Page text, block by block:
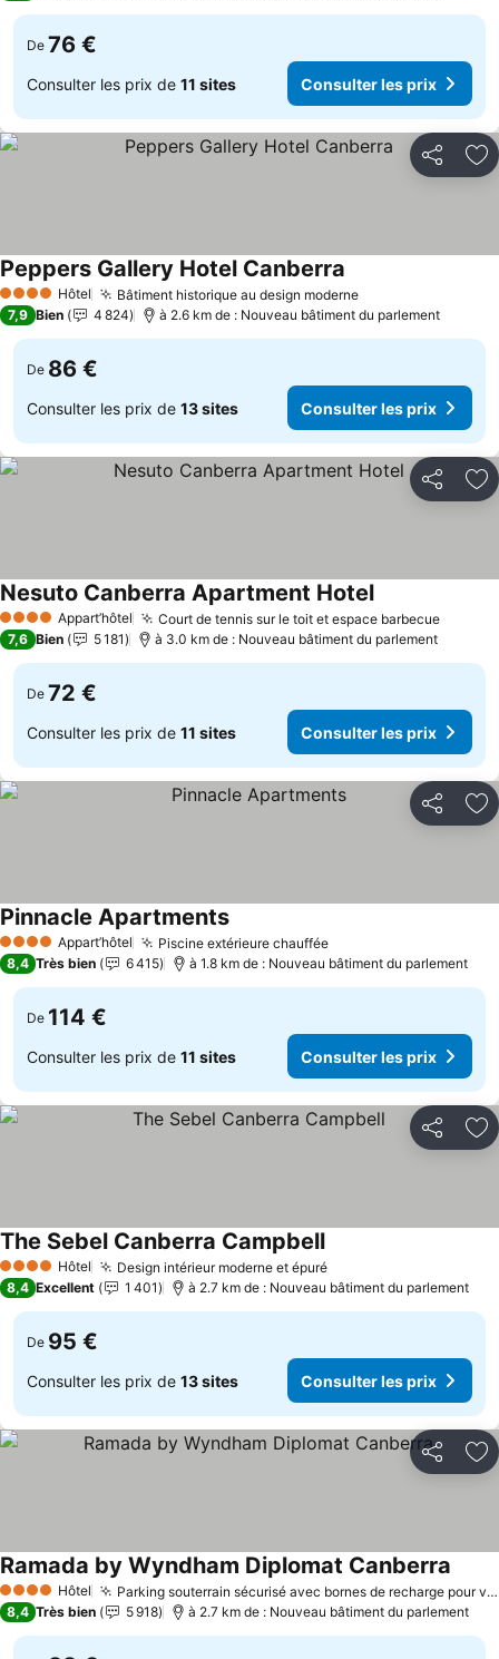
De 76 €
Consulter les prix de 11 sites Consulter les prix
Partager
4 Étoiles Hôtel Bâtiment historique au design moderneConsulter les
Peppers Gallery Hotel Canberra
7,9 Bien 4 824 à 2.6 km de : Nouveau bâtiment du parlement
De 86 €
Consulter les prix de 13 sites Consulter les prix
Partager
4 Étoiles Appart’hôtel Court de tennis sur le toit et espace barbecue
Nesuto Canberra Apartment HotelConsulter les
7,6 Bien 5 181 à 3.0 km de : Nouveau bâtiment du parlement
De 72 €
Consulter les prix de 11 sites Consulter les prix
Partager
4 Étoiles Appart’hôtel Piscine extérieure chaufféeConsulter les prix
Pinnacle ApartmentsConsulter les prix
8,4 Très bien 6 415 à 1.8 km de : Nouveau bâtiment du parlement
De 114 €
Consulter les prix de 11 sites Consulter les prix
Partager
4 Étoiles Hôtel Design intérieur moderne et épuréConsulter les prix
The Sebel Canberra CampbellConsulter les prix
8,4 Excellent 1 401 à 2.7 km de : Nouveau bâtiment du parlement
De 95 €
Consulter les prix de 13 sites Consulter les prix
Partager
4 Étoiles Hôtel Parking souterrain sécurisé avec bornes de recharge pour véhicules électriques
Ramada by Wyndham Diplomat Canberra
8,4 Très bien 5 918 à 2.7 km de : Nouveau bâtiment du parlement